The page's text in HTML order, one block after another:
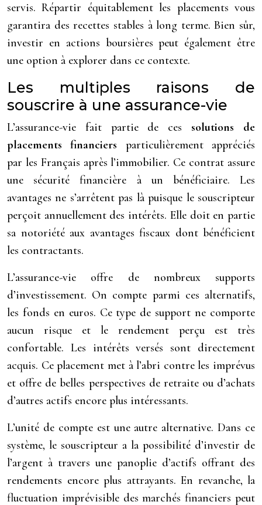
servis. Répartir équitablement les placements vous
garantira des recettes stables à long terme. Bien sûr,
investir en actions boursières peut également être
une option à explorer dans ce contexte.
Les multiples raisons de
souscrire à une assurance-vie
L’assurance-vie fait partie de ces solutions de
placements financiers particulièrement appréciés
par les Français après l’immobilier. Ce contrat assure
une sécurité financière à un bénéficiaire. Les
avantages ne s’arrêtent pas là puisque le souscripteur
perçoit annuellement des intérêts. Elle doit en partie
sa notoriété aux avantages fiscaux dont bénéficient
les contractants.
L’assurance-vie offre de nombreux supports
d’investissement. On compte parmi ces alternatifs,
les fonds en euros. Ce type de support ne comporte
aucun risque et le rendement perçu est très
confortable. Les intérêts versés sont directement
acquis. Ce placement met à l’abri contre les imprévus
et offre de belles perspectives de retraite ou d’achats
d’autres actifs encore plus intéressants.
L’unité de compte est une autre alternative. Dans ce
système, le souscripteur a la possibilité d’investir de
l’argent à travers une panoplie d’actifs offrant des
rendements encore plus attrayants. En revanche, la
fluctuation imprévisible des marchés financiers peut